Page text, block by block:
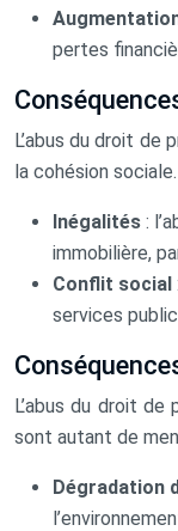
pertes
L’abus du droit
la cohésion sociale.
Inégalités :
immobilière,
Conflit social
services
L’abus du droit
sont autant de
Dégradation